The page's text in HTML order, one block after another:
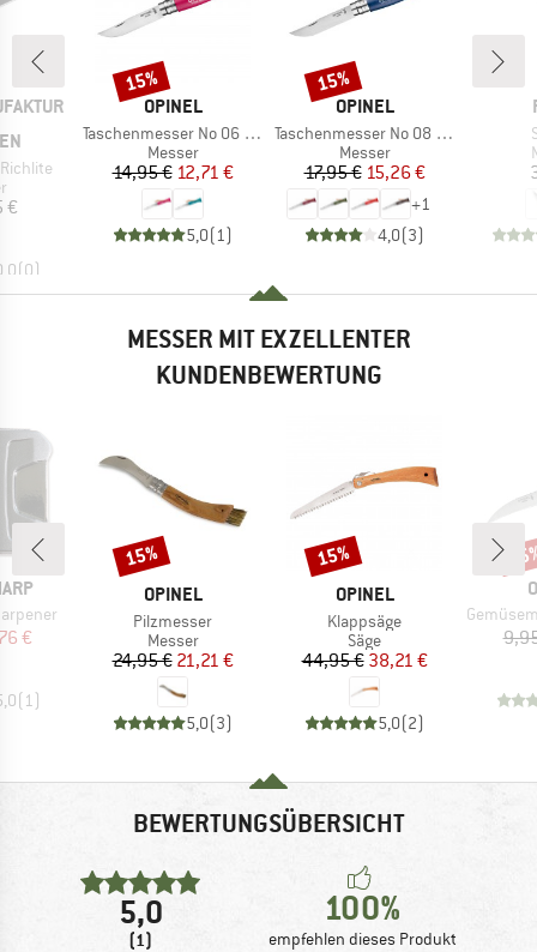
€
(0)
MARKE
OPINEL
Artikel
Taschenmesser No 06 Colorama
Produktgruppe
Messer
Preis
14,95 €reduzierter Preis
12,71 €
5,0(1 )
Rabatt
15%
MARKE
OPINEL
Artikel
Taschenmesser No 08 Colorama
Produktgruppe
Messer
Preis
17,95 € reduzierter Preis
15,26 €
+1
4,0(3)
Rabatt
15%
MESSER MIT EXZELLENTER
KUNDENBEWERTUNG
Preis
€
(1)
MARKE
OPINEL
Artikel
Pilzmesser
Produktgruppe
Messer
Preis
24,95 €reduzierter Preis
21,21 €
5,0(3)
Rabatt
15%
MARKE
OPINEL
Artikel
Klappsäge
Produktgruppe
Säge
Preis
44,95 €reduzierter Preis
38,21 €
5,0(2)
Rabatt
15%
Artikel
BEWERTUNGSÜBERSICHT
5,0
(1)
100%
empfehlen dieses Produkt